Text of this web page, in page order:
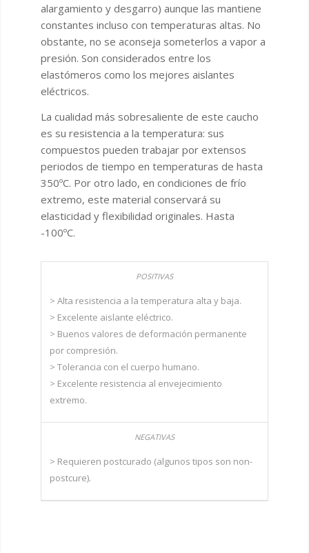
alargamiento y desgarro) aunque las mantiene
constantes incluso con temperaturas altas. No
obstante, no se aconseja someterlos a vapor a
presión. Son considerados entre los
elastómeros como los mejores aislantes
eléctricos.
La cualidad más sobresaliente de este caucho
es su resistencia a la temperatura: sus
compuestos pueden trabajar por extensos
periodos de tiempo en temperaturas de hasta
350ºC. Por otro lado, en condiciones de frío
extremo, este material conservará su
elasticidad y flexibilidad originales. Hasta
-100ºC.
> Alta resistencia a la temperatura alta y baja.
> Excelente aislante eléctrico.
> Buenos valores de deformación permanente
por compresión.
> Tolerancia con el cuerpo humano.
> Excelente resistencia al envejecimiento
extremo.
> Requieren postcurado (algunos tipos son non-
postcure).